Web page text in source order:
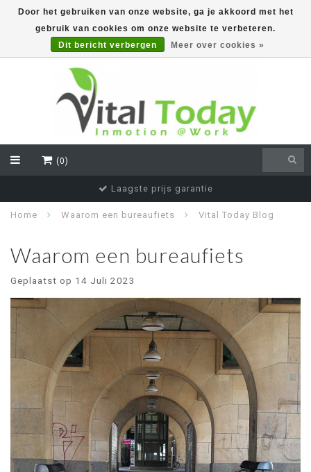
(0)
Laagste prijs garantie
Home Waarom een bureaufiets Vital Today Blog
Waarom een bureaufiets
Geplaatst op 14 Juli 2023
Door het gebruiken van onze website, ga je akkoord met het
gebruik van cookies om onze website te verbeteren.
Dit bericht verbergen
Meer over cookies »